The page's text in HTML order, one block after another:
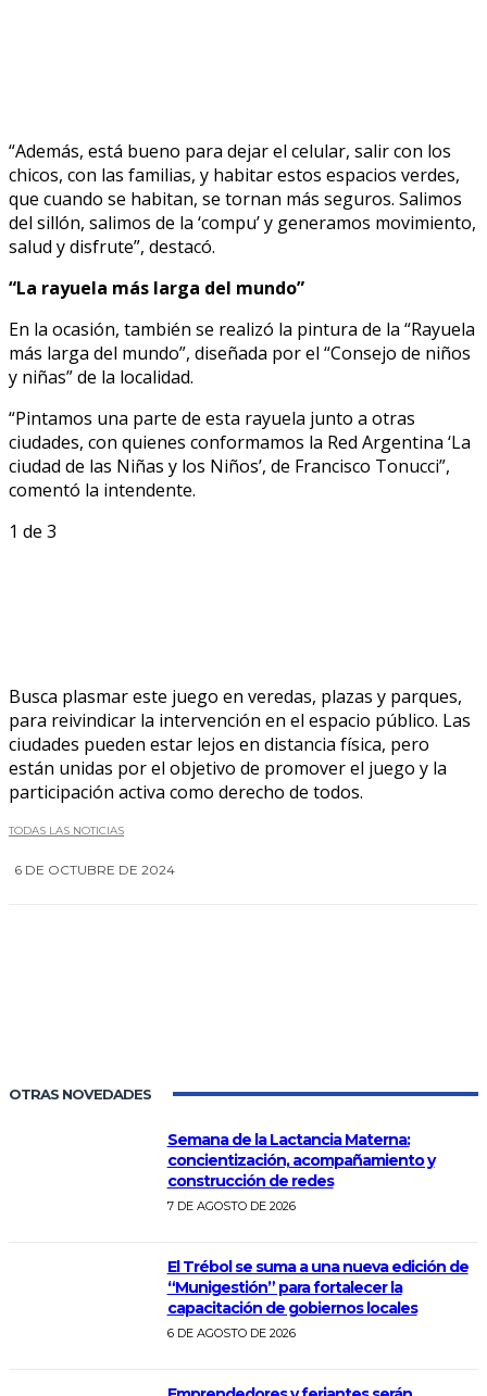
“Además, está bueno para dejar el celular, salir con los
chicos, con las familias, y habitar estos espacios verdes,
que cuando se habitan, se tornan más seguros. Salimos
del sillón, salimos de la ‘compu’ y generamos movimiento,
salud y disfrute”, destacó.
“La rayuela más larga del mundo”
En la ocasión, también se realizó la pintura de la “Rayuela
más larga del mundo”, diseñada por el “Consejo de niños
y niñas” de la localidad.
“Pintamos una parte de esta rayuela junto a otras
ciudades, con quienes conformamos la Red Argentina ‘La
ciudad de las Niñas y los Niños’, de Francisco Tonucci”,
comentó la intendente.
1 de 3
Busca plasmar este juego en veredas, plazas y parques,
para reivindicar la intervención en el espacio público. Las
ciudades pueden estar lejos en distancia física, pero
están unidas por el objetivo de promover el juego y la
participación activa como derecho de todos.
TODAS LAS NOTICIAS
6 DE OCTUBRE DE 2024
OTRAS NOVEDADES
Semana de la Lactancia Materna:
concientización, acompañamiento y
construcción de redes
7 DE AGOSTO DE 2026
El Trébol se suma a una nueva edición de
“Munigestión” para fortalecer la
capacitación de gobiernos locales
6 DE AGOSTO DE 2026